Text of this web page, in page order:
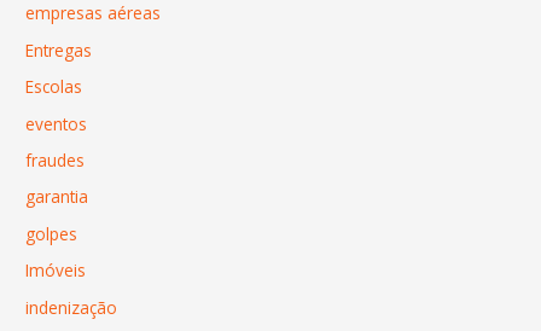
empresas aéreas
Entregas
Escolas
eventos
fraudes
garantia
golpes
Imóveis
indenização